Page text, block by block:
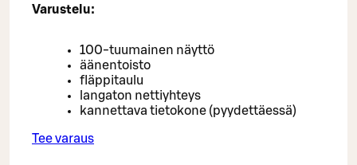
Varustelu:
100-tuumainen näyttö
äänentoisto
fläppitaulu
langaton nettiyhteys
kannettava tietokone (pyydettäessä)
Tee varaus